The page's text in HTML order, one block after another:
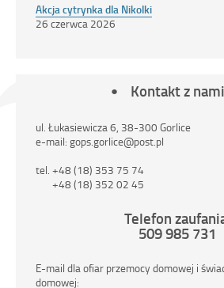
Akcja cytrynka dla Nikolki
26 czerwca 2026
Kontakt z nami
ul. Łukasiewicza 6, 38-300 Gorlice
e-mail: gops.gorlice@post.pl
tel. +48 (18) 353 75 74
+48 (18) 352 02 45
Telefon
509 985 731
E-mail dla ofiar przemocy domowej i
domowej: